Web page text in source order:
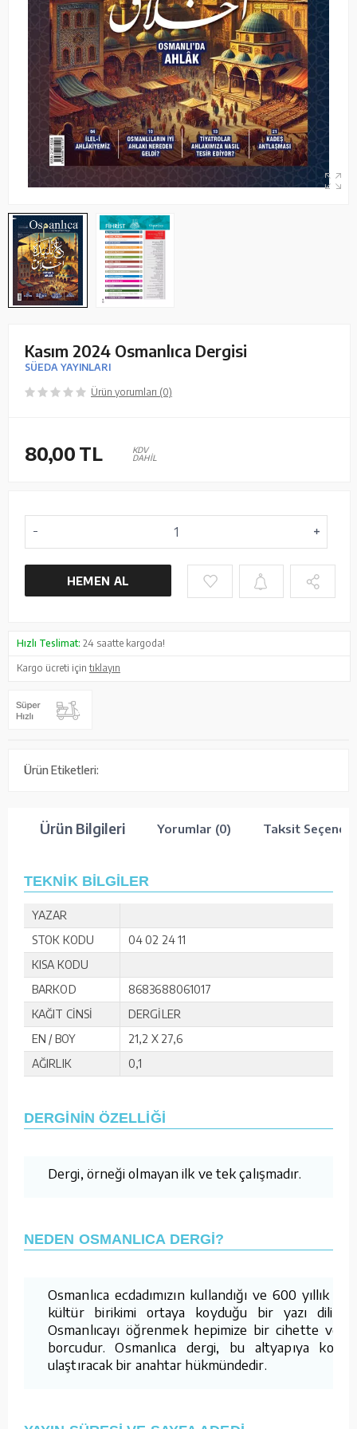
Kasım 2024 Osmanlıca Dergisi
SÜEDA YAYINLARI
Ürün yorumları (0)
80,00TL
KDV
DAHİL
HEMEN AL
Hızlı Teslimat: 24 saatte kargoda!
Kargo ücreti içintıklayın
Ürün Etiketleri:
Ürün Bilgileri Yorumlar (0) Taksit
TEKNİK BİLGİLER
YAZAR
STOK KODU
04 02 24 11
KISA KODU
BARKOD
8683688061017
KAĞIT CİNSİ
DERGİLER
EN / BOY
21,2 X 27,6
AĞIRLIK
0,1
DERGİNİN ÖZELLİĞİ
Dergi, örneği olmayan ilk ve tek çalışmadır.
NEDEN OSMANLICA DERGİ?
Osmanlıca ecdadımızın kullandığı ve 600 yıllık bir
kültür birikimi ortaya koyduğu bir yazı dilidir.
Osmanlıcayı öğrenmek hepimize bir cihette vefa
borcudur. Osmanlıca dergi, bu altyapıya kolay
ulaştıracak bir anahtar hükmündedir.